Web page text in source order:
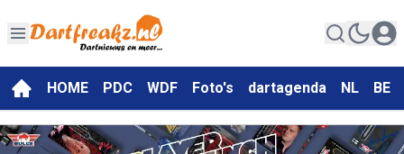
HOME PDC WDF Foto's dartagenda NL BE